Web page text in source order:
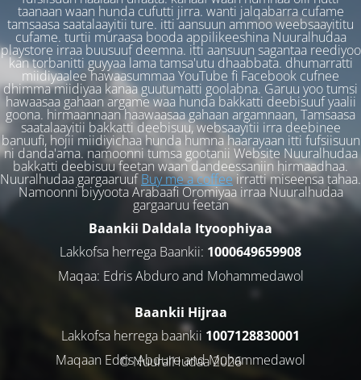
taanaan waan hunda cufutti jirra. wanti jalqabarra cufame
tamsaasa saatalaayitii ture. itti aansuun ammoo weebsaayititu
cufame. turtii muraasa booda appilikeeshina Nuuralhudaa
playstore irraa buusuuf deemna. itti aansuun sagantaa reediyoo
kan torbanitti guyyaa lama tamsa'utu dhaabbata. dhumarratti
miidiyaalee hawaasummaa YouTube fi Facebook cufnee
dhimma miidiyaa kanaa guutumatti goolabna. Garuu yoo tumsi
hawaasaa gahaan argame waa hunda bakkatti deebisuuf yaalii
goona. hirmaannaan haawaasaa gahaan argamnaan, Tamsaasa
saatalaayitii bakkatti deebisuu, websaayitii irra deebinee
banuufi, hojii miidiyichaa hunda humna haarayaan itti fufsiisuun
ni danda'ama. namoonni tumsa gootanii Website Nuuralhudaa
bakkatti deebisuu feetan waan dandeessaniin hirmaadhaa.
Nuuralhudaa gargaaruufBuy me a coffeeirratti miseensa tahaa.
Namoonni biyyoota Arabaafi Oromiyaa irraa Nuuralhudaa
gargaaruu feetan
Baankii Daldala Ityoophiyaa
Lakkofsa herrega Baankii: 1000649659908
Maqaa: Edris Abduro and Mohammedawol
Baankii Hijraa
Lakkofsa herrega baankii 1007128830001
Maqaan Edris Abduro and Muhammedawol
© NuuralHudaa 2026